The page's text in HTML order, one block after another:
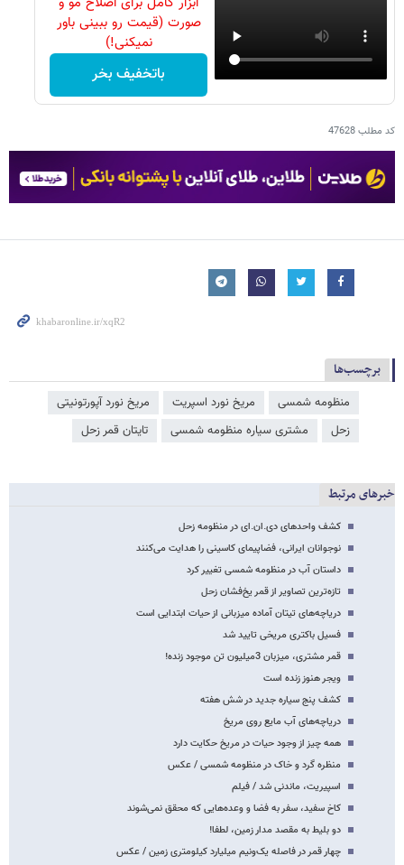
صورت (قیمت رو ببینی باور
نمیکنی!)
باتخفیف بخر
کد مطلب47628
برچسب‌ها
منظومه شمسی مریخ نورد اسپریت
مریخ نورد آپورتونیتی
زحل
مشتری سیاره منظومه شمسی تایتان قمر زحل
خبرهای مرتبط
کشف واحدهای دی.ان.ای در منظومه زحل
نوجوانان ایرانی، فضاپیمای کاسینی را هدایت می‌کنند
داستان آب در منظومه شمسی تغییر کرد
تازه‌ترین تصاویر از قمر یخ‌فشان زحل
دریاچه‌های تیتان آماده میزبانی از حیات ابتدایی است
فسیل باکتری مریخی تایید شد
قمر مشتری، میزبان 3میلیون تن موجود زنده!
ویجر هنوز زنده است
کشف پنج سیاره جدید در شش هفته
دریاچه‌های آب مایع روی مریخ
همه چیز از وجود حیات در مریخ حکایت دارد
منظره گرد و خاک در منظومه شمسی / عکس
اسپیریت، ماندنی شد / فیلم
کاخ سفید، سفر به فضا و وعده‌هایی که محقق نمی‌شوند
دو بلیط به مقصد مدار زمین، لطفا!
چهار قمر در فاصله یک‌ونیم میلیارد کیلومتری زمین / عکس